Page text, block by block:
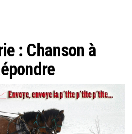
: Chanson à